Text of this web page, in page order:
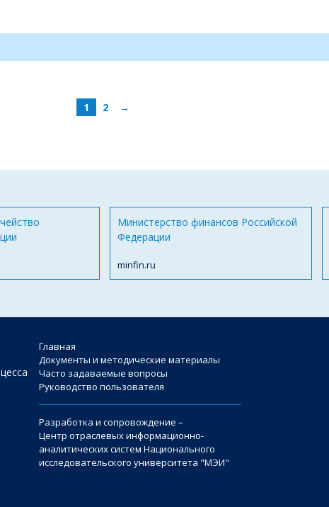
1 2 →
Министерство финансов Российской
Федерации
minfin.ru
Главная
Документы и методические материалы
Часто задаваемые вопросы
Руководство пользователя
Разработка и сопровождение –
Центр отраслевых информационно-
аналитических систем Национального
исследовательского университета "МЭИ"